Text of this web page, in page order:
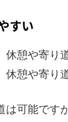
すい
休憩や寄り
休憩や寄り
は可能です